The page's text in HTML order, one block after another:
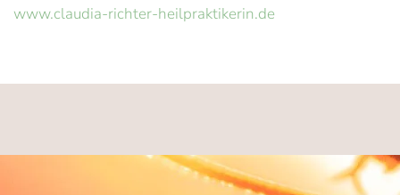
www.claudia-richter-heilpraktikerin.de